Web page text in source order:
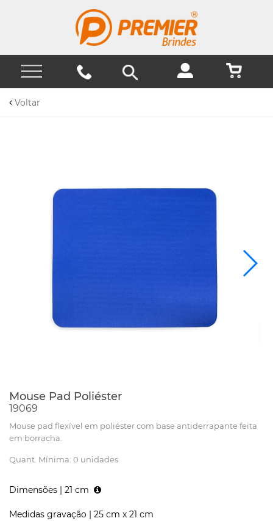
Voltar
Mouse Pad Poliéster
19069
Mouse pad flexível em poliéster com base antiderrapante feita
em borracha.
Quant. Mínima: 0 unidades
Dimensões | 21 cm
Medidas gravação | 25 cm x 21 cm